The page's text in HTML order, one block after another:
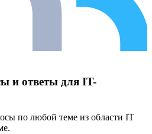
и ответы для IT-
по любой теме из области IT